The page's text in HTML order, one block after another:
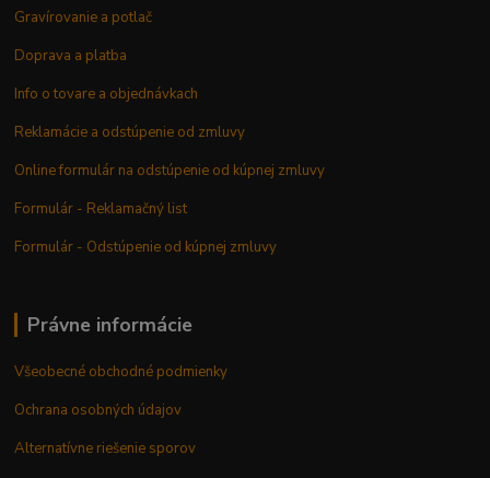
Gravírovanie a potlač
Doprava a platba
Info o tovare a objednávkach
Reklamácie a odstúpenie od zmluvy
Online formulár na odstúpenie od kúpnej zmluvy
Formulár - Reklamačný list
Formulár - Odstúpenie od kúpnej zmluvy
Právne informácie
Všeobecné obchodné podmienky
Ochrana osobných údajov
Alternatívne riešenie sporov